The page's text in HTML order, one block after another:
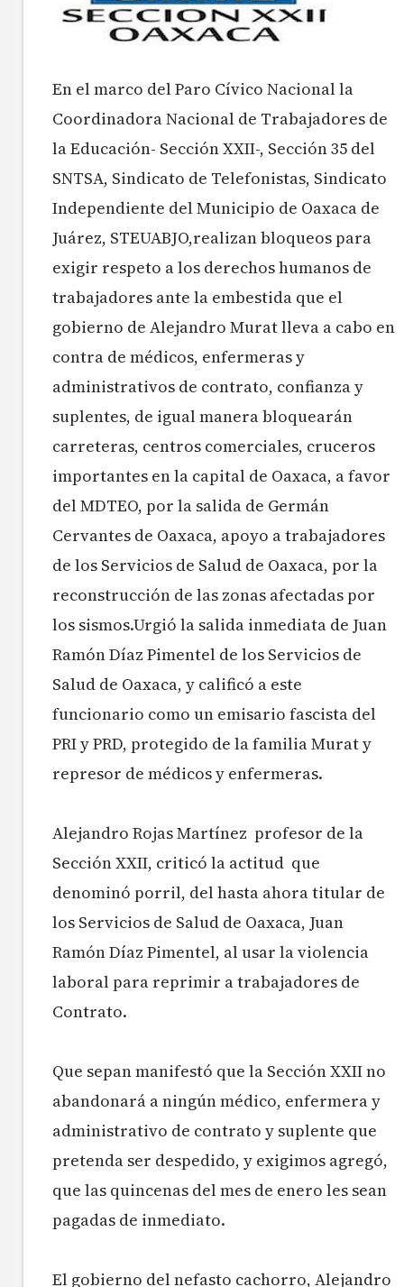
En el marco del Paro Cívico Nacional la
Coordinadora Nacional de Trabajadores de
la Educación- Sección XXII-, Sección 35 del
SNTSA, Sindicato de Telefonistas, Sindicato
Independiente del Municipio de Oaxaca de
Juárez, STEUABJO,realizan bloqueos para
exigir respeto a los derechos humanos de
trabajadores ante la embestida que el
gobierno de Alejandro Murat lleva a cabo en
contra de médicos, enfermeras y
administrativos de contrato, confianza y
suplentes, de igual manera bloquearán
carreteras, centros comerciales, cruceros
importantes en la capital de Oaxaca, a favor
del MDTEO, por la salida de Germán
Cervantes de Oaxaca, apoyo a trabajadores
de los Servicios de Salud de Oaxaca, por la
reconstrucción de las zonas afectadas por
los sismos.Urgió la salida inmediata de Juan
Ramón Díaz Pimentel de los Servicios de
Salud de Oaxaca, y calificó a este
funcionario como un emisario fascista del
PRI y PRD, protegido de la familia Murat y
represor de médicos y enfermeras.
Alejandro Rojas Martínez profesor de la
Sección XXII, criticó la actitud que
denominó porril, del hasta ahora titular de
los Servicios de Salud de Oaxaca, Juan
Ramón Díaz Pimentel, al usar la violencia
laboral para reprimir a trabajadores de
Contrato.
Que sepan manifestó que la Sección XXII no
abandonará a ningún médico, enfermera y
administrativo de contrato y suplente que
pretenda ser despedido, y exigimos agregó,
que las quincenas del mes de enero les sean
pagadas de inmediato.
El gobierno del nefasto cachorro, Alejandro